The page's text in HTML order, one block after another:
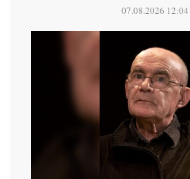
07.08.2026 12:04